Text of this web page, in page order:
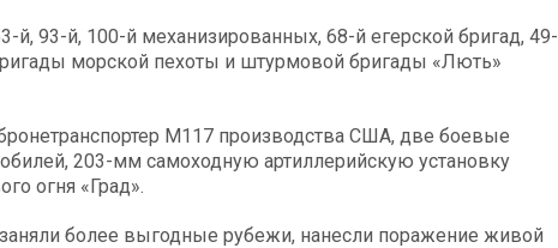
93-й, 100-й механизированных, 68-й егерской бригад, 49-
морской пехоты и штурмовой бригады «Лють»
М117 производства США, две боевые
203-мм самоходную артиллерийскую установку
огня «Град».
более выгодные рубежи, нанесли поражение живой